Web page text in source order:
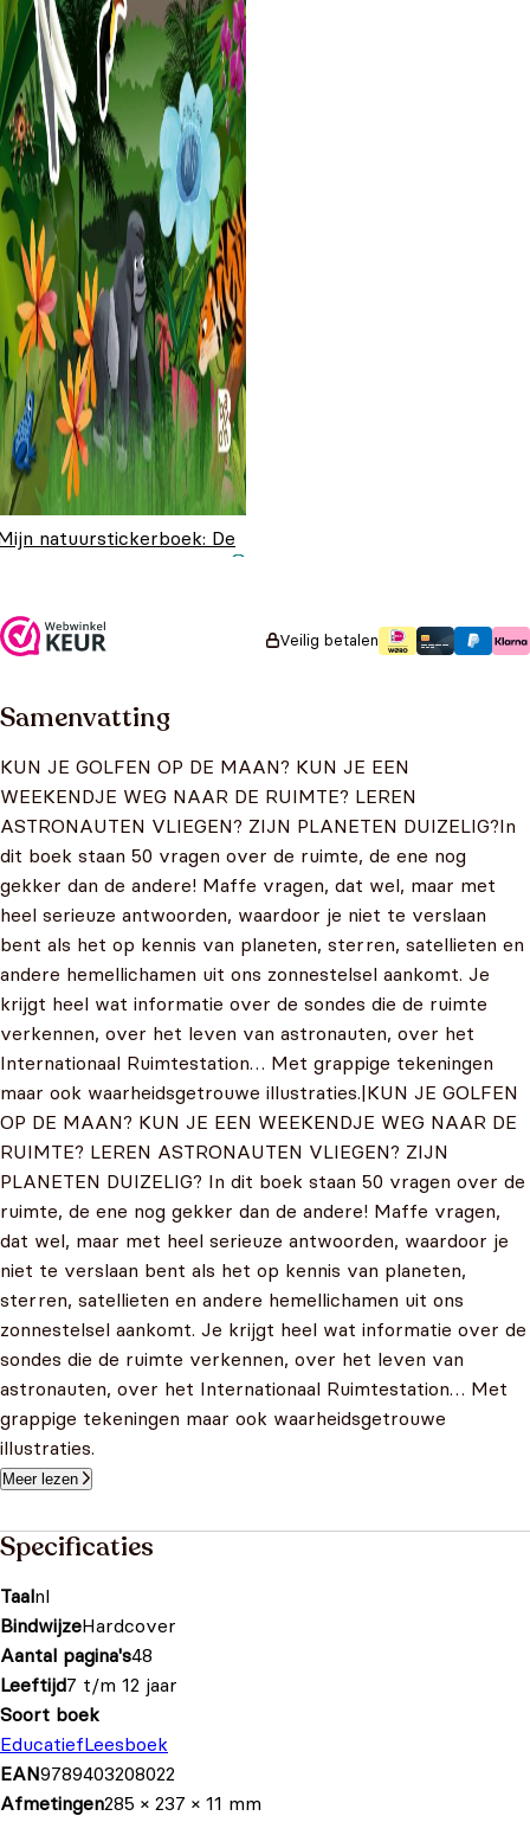
natuurstickerboek: De
Veilig betalen
Samenvatting
KUN JE GOLFEN OP DE MAAN? KUN JE EEN
WEEKENDJE WEG NAAR DE RUIMTE? LEREN
ASTRONAUTEN VLIEGEN? ZIJN PLANETEN DUIZELIG?In
dit boek staan 50 vragen over de ruimte, de ene nog
gekker dan de andere! Maffe vragen, dat wel, maar met
heel serieuze antwoorden, waardoor je niet te verslaan
bent als het op kennis van planeten, sterren, satellieten en
andere hemellichamen uit ons zonnestelsel aankomt. Je
krijgt heel wat informatie over de sondes die de ruimte
verkennen, over het leven van astronauten, over het
Internationaal Ruimtestation… Met grappige tekeningen
maar ook waarheidsgetrouwe illustraties.|KUN JE GOLFEN
OP DE MAAN? KUN JE EEN WEEKENDJE WEG NAAR DE
RUIMTE? LEREN ASTRONAUTEN VLIEGEN? ZIJN
PLANETEN DUIZELIG? In dit boek staan 50 vragen over de
ruimte, de ene nog gekker dan de andere! Maffe vragen,
dat wel, maar met heel serieuze antwoorden, waardoor je
niet te verslaan bent als het op kennis van planeten,
sterren, satellieten en andere hemellichamen uit ons
zonnestelsel aankomt. Je krijgt heel wat informatie over de
sondes die de ruimte verkennen, over het leven van
astronauten, over het Internationaal Ruimtestation… Met
grappige tekeningen maar ook waarheidsgetrouwe
illustraties.
Meer lezen
Specificaties
Taalnl
BindwijzeHardcover
Aantal pagina's48
Leeftijd7 t/m 12 jaar
Soort boek
EducatiefLeesboek
EAN9789403208022
Afmetingen285 × 237 × 11 mm